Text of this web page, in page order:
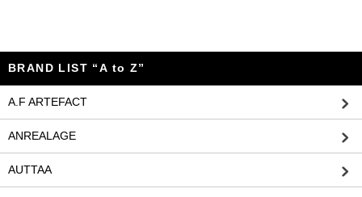
BRAND LIST “A to Z”
A.F ARTEFACT
ANREALAGE
AUTTAA